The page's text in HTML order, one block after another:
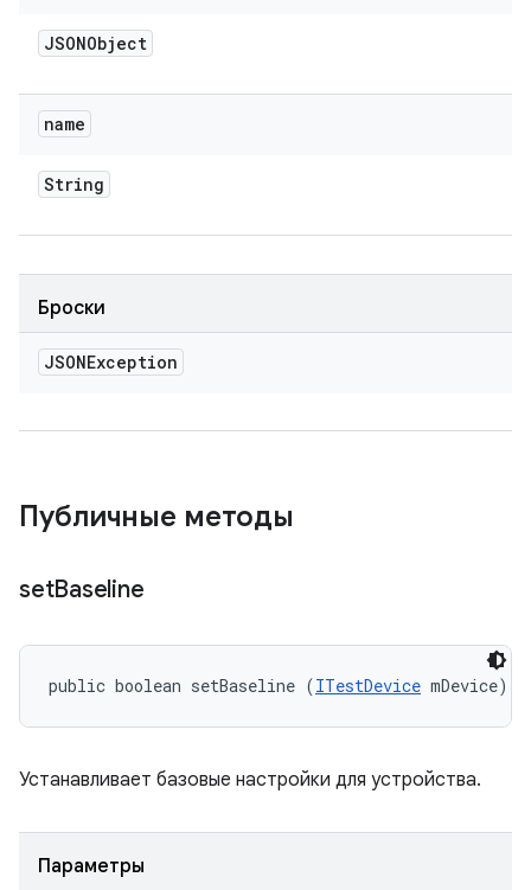
JSONObject
name
String
Броски
JSONException
Публичные методы
setBaseline
public boolean setBaseline (ITestDevice mDevice)
Устанавливает базовые настройки для устройства.
Параметры